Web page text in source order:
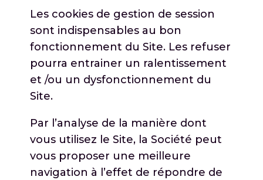
Les cookies de gestion de session
sont indispensables au bon
fonctionnement du Site. Les refuser
pourra entrainer un ralentissement
et /ou un dysfonctionnement du
Site.
Par l’analyse de la manière dont
vous utilisez le Site, la Société peut
vous proposer une meilleure
navigation à l’effet de répondre de